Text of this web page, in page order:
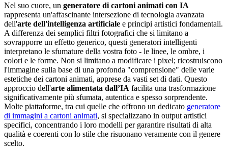
Nel suo cuore, un generatore di cartoni animati con IA
rappresenta un'affascinante intersezione di tecnologia avanzata
dell'arte dell'intelligenza artificiale e principi artistici fondamentali.
A differenza dei semplici filtri fotografici che si limitano a
sovrapporre un effetto generico, questi generatori intelligenti
interpretano le sfumature della vostra foto - le linee, le ombre, i
colori e le forme. Non si limitano a modificare i pixel; ricostruiscono
l'immagine sulla base di una profonda "comprensione" delle varie
estetiche dei cartoni animati, apprese da vasti set di dati. Questo
approccio dell'arte alimentata dall’IA facilita una trasformazione
significativamente più sfumata, autentica e spesso sorprendente.
Molte piattaforme, tra cui quelle che offrono un dedicato generatore
di immagini a cartoni animati, si specializzano in output artistici
specifici, concentrando i loro modelli per garantire risultati di alta
qualità e coerenti con lo stile che risuonano veramente con il genere
scelto.